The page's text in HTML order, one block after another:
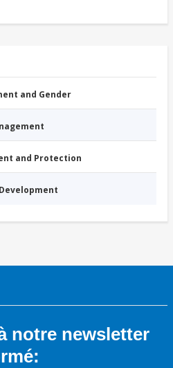
and Gender
and Protection
notre newsletter